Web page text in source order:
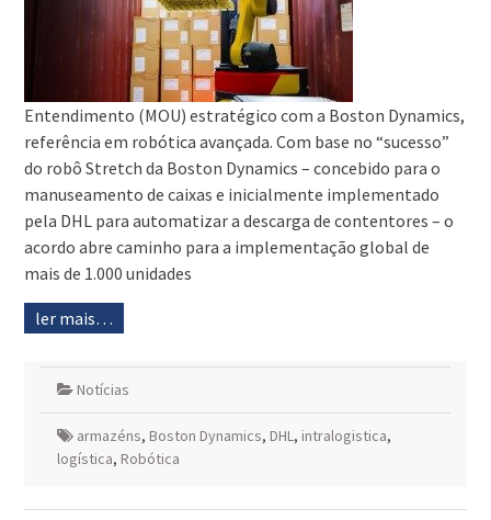
Entendimento (MOU) estratégico com a Boston Dynamics,
referência em robótica avançada. Com base no “sucesso”
do robô Stretch da Boston Dynamics – concebido para o
manuseamento de caixas e inicialmente implementado
pela DHL para automatizar a descarga de contentores – o
acordo abre caminho para a implementação global de
mais de 1.000 unidades
ler mais…
Notícias
armazéns, Boston Dynamics, DHL, intralogistica,
logística, Robótica